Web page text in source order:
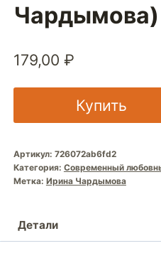
Чардымова)
179,00 ₽
Купить
Артикул: 726072ab6fd2
Категория: Современный
Метка: Ирина Чардымова
Детали